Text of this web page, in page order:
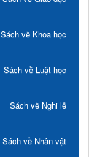
Sách về Khoa học
Sách về Luật học
Sách về Nghi lễ
Sách về Nhân vật